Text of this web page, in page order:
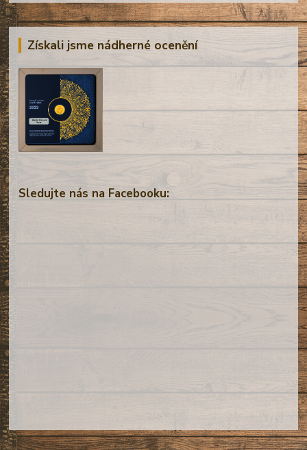
Získali jsme nádherné ocenění
Sledujte nás na Facebooku: